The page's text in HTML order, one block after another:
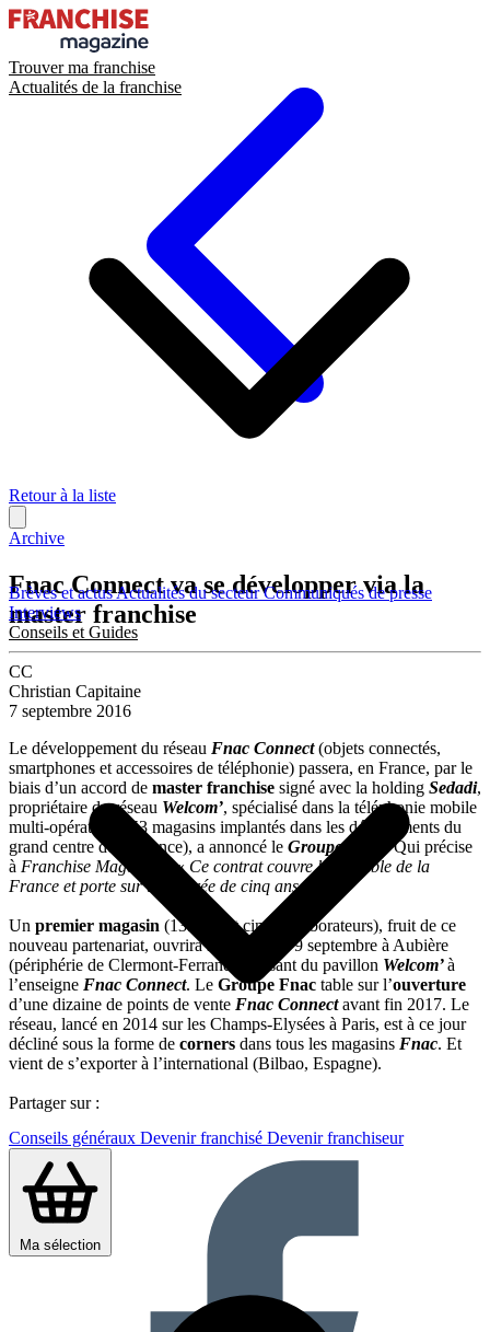
Trouver ma franchise
Actualités de la franchise
Brèves et actusActualités du secteurCommuniqués de presse
Interviews
Conseils et Guides
Conseils généraux Devenir franchisé Devenir franchiseur
Ma sélection
Retour à la liste
Archive
Fnac Connect va se développer via la
master franchise
CC
Christian Capitaine
7 septembre 2016
Le développement du réseau Fnac Connect(objets connectés,
smartphones et accessoires de téléphonie) passera, en France, par le
biais d’un accord de master franchise signé avec la holding Sedadi,
propriétaire du réseau Welcom’, spécialisé dans la téléphonie mobile
multi-opérateurs (53 magasins implantés dans les départements du
grand centre de la France), a annoncé le Groupe Fnac
. Qui précise
à Franchise Magazine : « Ce contrat couvre l’ensemble de la
France et porte sur une durée de cinq ans« .
Un premier magasin (135 m2 et cinq collaborateurs), fruit de ce
nouveau partenariat, ouvrira ses portes le 9 septembre à Aubière
(périphérie de Clermont-Ferrand), passant du pavillon Welcom’à
l’enseigne Fnac Connect. Le Groupe Fnac table sur l’ouverture
d’une dizaine de points de vente Fnac Connectavant fin 2017. Le
réseau, lancé en 2014 sur les Champs-Elysées à Paris, est à ce jour
décliné sous la forme de corners dans tous les magasins Fnac. Et
vient de s’exporter à l’international (Bilbao, Espagne).
Partager sur :